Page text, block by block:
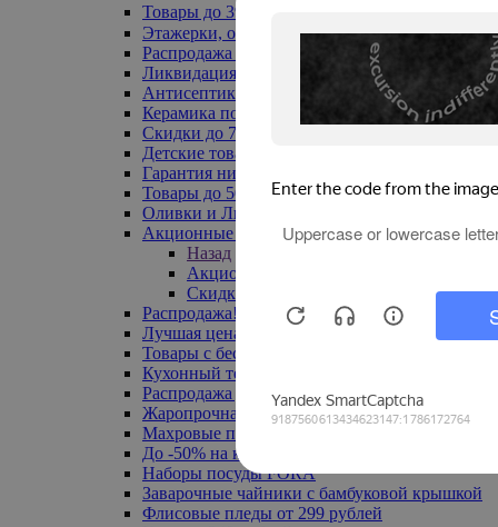
Товары до 399₽
Этажерки, обувницы
Распродажа текстиля до -50%
Ликвидация до -70%
Антисептики
Керамика по 129 руб
Скидки до 70%
Детские товары
Гарантия низкой цены
Товары до 500 руб
Оливки и Лимоны
Акционные товары
Назад
Акционные товары
Скидка 20% по промокоду
Распродажа! Ульяновск до -70%
Лучшая цена
Товары с бесплатной доставкой
Кухонный текстиль
Распродажа до -50%
Жаропрочная посуда
Махровые полотенца
До -50% на ковры
Наборы посуды FORA
Заварочные чайники с бамбуковой крышкой
Флисовые пледы от 299 рублей